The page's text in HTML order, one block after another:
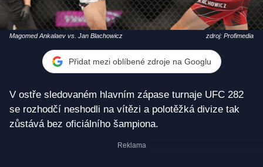
Magomed Ankalaev vs. Jan Blachowicz zdroj: Profimedia
Přidat mezi oblíbené zdroje na Googlu
V ostře sledovaném hlavním zápase turnaje UFC 282
se rozhodčí neshodli na vítězi a polotěžká divize tak
zůstává bez oficiálního šampiona.